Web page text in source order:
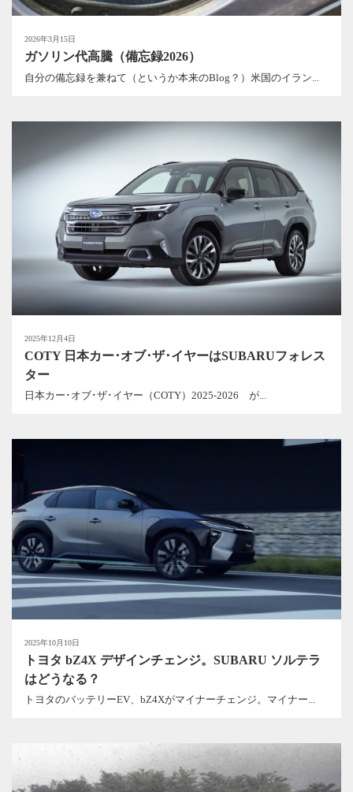
2026年3月15日
ガソリン代高騰（備忘録2026）
自分の備忘録を兼ねて（というか本来のBlog？）米国のイラン...
2025年12月4日
COTY 日本カー･オブ･ザ･イヤーはSUBARUフォレス
ター
日本カー･オブ･ザ･イヤー（COTY）2025-2026 が...
2025年10月10日
トヨタ bZ4X デザインチェンジ。SUBARU ソルテラ
はどうなる？
トヨタのバッテリーEV、bZ4Xがマイナーチェンジ。マイナー...